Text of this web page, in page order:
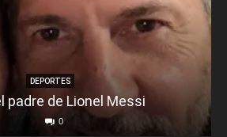
DEPORTES
padre de Lionel Messi
0